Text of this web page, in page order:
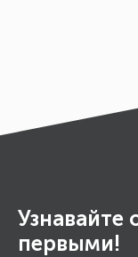
Узнавайте
первыми!